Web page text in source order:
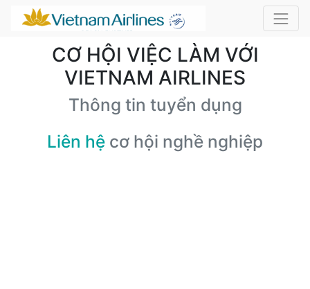
CƠ HỘI VIỆC LÀM VỚI
VIETNAM AIRLINES
Thông tin tuyển dụng
Liên hệ cơ hội nghề nghiệp